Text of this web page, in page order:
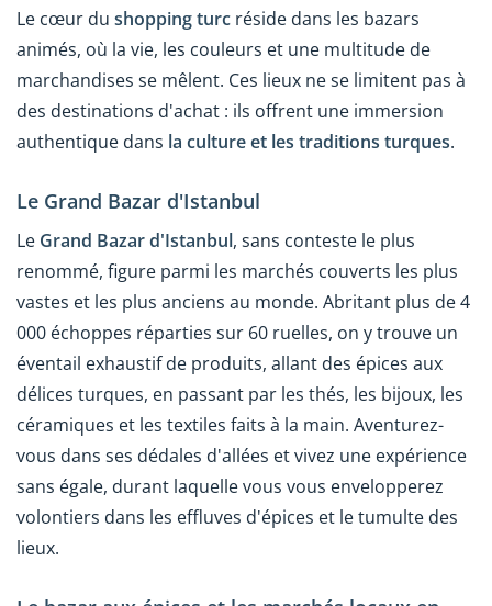
Le cœur du shopping turc réside dans les bazars
animés, où la vie, les couleurs et une multitude de
marchandises se mêlent. Ces lieux ne se limitent pas à
des destinations d'achat : ils offrent une immersion
authentique dans la culture et les traditions turques.
Le Grand Bazar d'Istanbul
Le Grand Bazar d'Istanbul, sans conteste le plus
renommé, figure parmi les marchés couverts les plus
vastes et les plus anciens au monde. Abritant plus de 4
000 échoppes réparties sur 60 ruelles, on y trouve un
éventail exhaustif de produits, allant des épices aux
délices turques, en passant par les thés, les bijoux, les
céramiques et les textiles faits à la main. Aventurez-
vous dans ses dédales d'allées et vivez une expérience
sans égale, durant laquelle vous vous envelopperez
volontiers dans les effluves d'épices et le tumulte des
lieux.